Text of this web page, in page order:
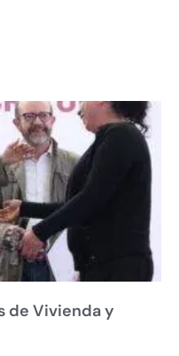
de Vivienda y